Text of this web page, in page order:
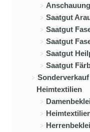
Saatgut
Saatgut
Saatgut
Saatgut
Saatgut
Heimtextilien